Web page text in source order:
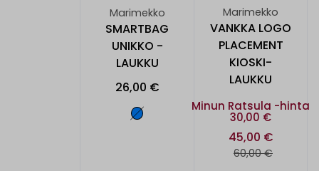
Marimekko
SMARTBAG
UNIKKO -
LAUKKU
26,00 €
Marimekko
VANKKA LOGO
PLACEMENT
KIOSKI-
LAUKKU
Minun Ratsula -hinta
30,00 €
45,00 €
60,00 €